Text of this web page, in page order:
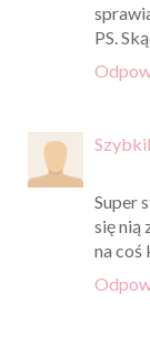
PS.
Super
się nią
na coś